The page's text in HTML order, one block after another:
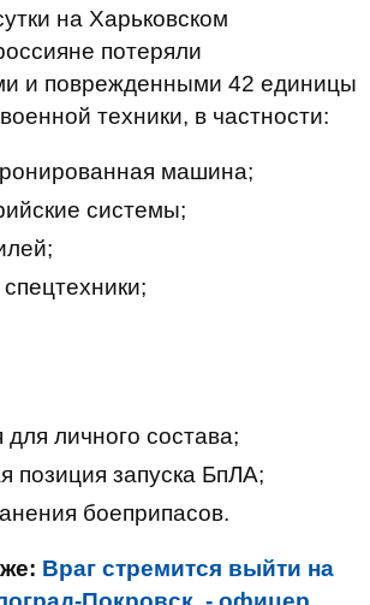
на Харьковском
потеряли
и поврежденными 42 единицы
техники, в частности:
машина;
системы;
для личного состава;
позиция запуска БпЛА;
боеприпасов.
Враг стремится выйти на